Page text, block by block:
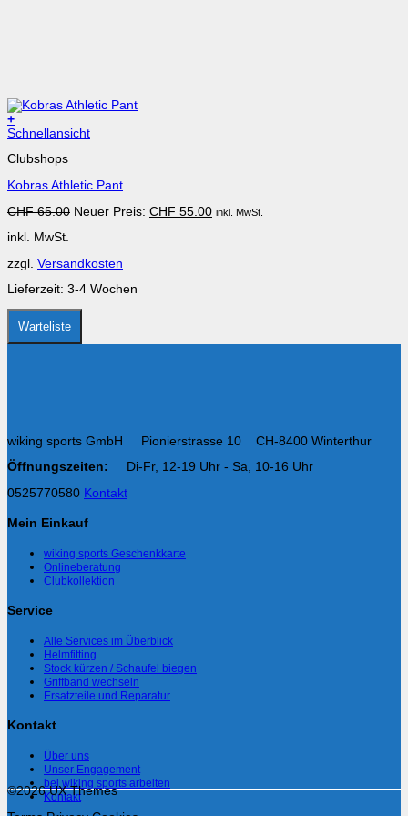
+
Dieses
weist
Varianten
Die
können
der
Produktseite
gewählt
werden
Schnellansicht
Clubshops
Kobras Athletic Pant
CHF65.00 Ursprünglicher
Neuer Preis: CHF 55.00Aktueller
inkl. MwSt.
inkl. MwSt.
zzgl. Versandkosten
Lieferzeit: 3-4 Wochen
Warteliste
wiking sports GmbH Pionierstrasse 10 CH-8400 Winterthur
Öffnungszeiten:
Di-Fr, 12-19 Uhr - Sa, 10-16 Uhr
0525770580 Kontakt
Mein Einkauf
wiking sports Geschenkkarte
Onlineberatung
Clubkollektion
Service
Alle Services im Überblick
Helmfitting
Stock kürzen / Schaufel biegen
Griffband wechseln
Ersatzteile und Reparatur
Kontakt
Über uns
Unser Engagement
bei wiking sports arbeiten
Kontakt
©2026 UX Themes